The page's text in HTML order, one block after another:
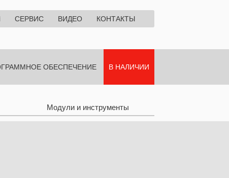
СЕРВИС ВИДЕО КОНТАКТЫ
ОБЕСПЕЧЕНИЕ В НАЛИЧИИ
Модули и инструменты